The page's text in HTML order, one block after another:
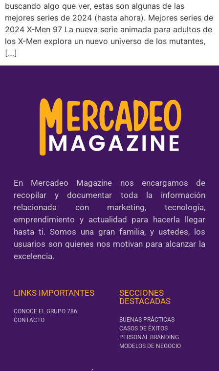
buscando algo que ver, estas son algunas de las
mejores series de 2024 (hasta ahora). Mejores series de
2024 X-Men 97 La nueva serie animada para adultos de
los X-Men explora un nuevo universo de los mutantes,
[…]
En Mercadeo Magazine nos encargamos de
recopilar y documentar toda la información
relacionada con marketing, tecnología,
emprendimiento y actualidad para hacerla llegar
hasta ti. Somos una gran familia, y ustedes, los
usuarios son quienes nos motivan para alcanzar la
excelencia.
LINKS IMPORTANTES
CONOCE EL GRUPO 786
CONTACTO
SECCIONES
DESTACADAS
BUENAS PRÁCTICAS
CASOS DE ÉXITOS
PERSONAL BRANDING
MODELOS DE NEGOCIO